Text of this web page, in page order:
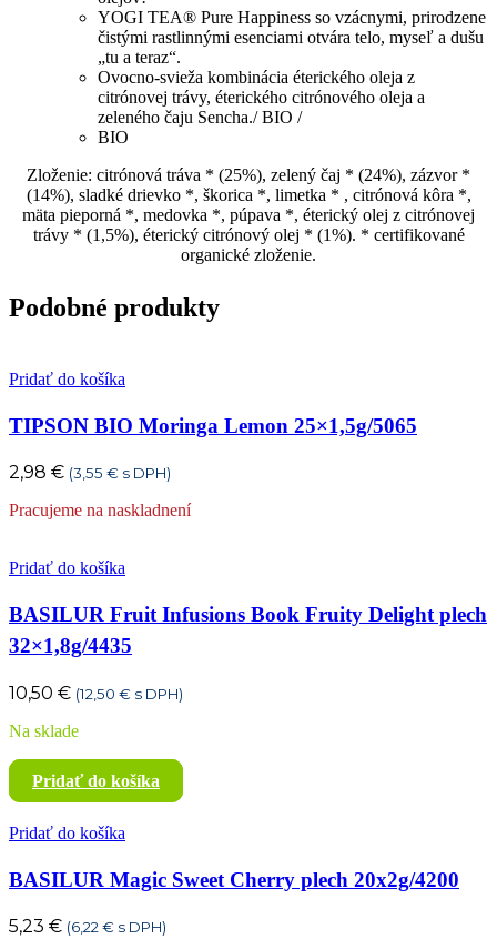
YOGI TEA® Pure Happiness so vzácnymi, prirodzene
čistými rastlinnými esenciami otvára telo, myseľ a dušu
„tu a teraz“.
Ovocno-svieža kombinácia éterického oleja z
citrónovej trávy, éterického citrónového oleja a
zeleného čaju Sencha./ BIO /
BIO
Zloženie: citrónová tráva * (25%), zelený čaj * (24%), zázvor *
(14%), sladké drievko *, škorica *, limetka * , citrónová kôra *,
mäta pieporná *, medovka *, púpava *, éterický olej z citrónovej
trávy * (1,5%), éterický citrónový olej * (1%). * certifikované
organické zloženie.
Podobné produkty
Pridať do košíka
TIPSON BIO Moringa Lemon 25×1,5g/5065
2,98 € (3,55 € s DPH)
Pracujeme na naskladnení
Pridať do košíka
BASILUR Fruit Infusions Book Fruity Delight plech
32×1,8g/4435
10,50 € (12,50 € s DPH)
Na sklade
Pridať do košíka
Pridať do košíka
BASILUR Magic Sweet Cherry plech 20x2g/4200
5,23 € (6,22€ s DPH)